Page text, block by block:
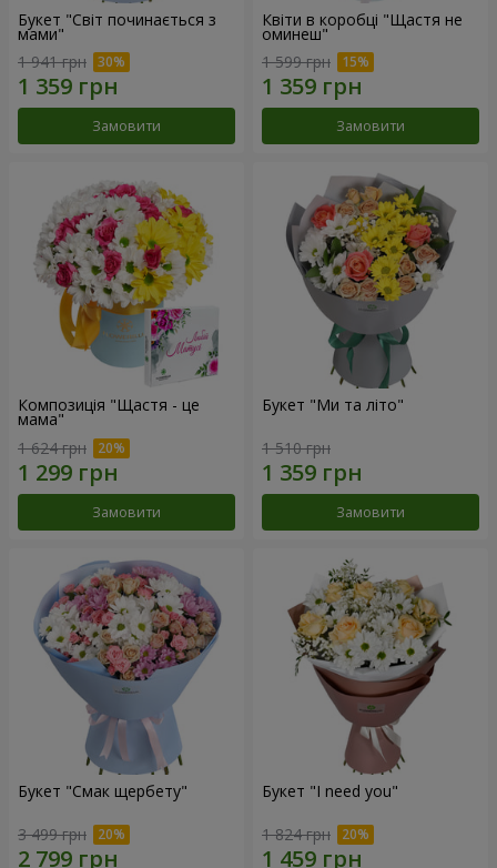
Букет "Світ починається з
мами"
1 941 грн
Замовити
Квіти в коробці "Щастя не
оминеш"
1 599 грн
Замовити
Композиція "Щастя - це
мама"
1 624 грн
Замовити
Букет "Ми та літо"
1 510 грн
Замовити
Букет "Смак щербету"
3 499 грн
Букет "I need you"
1 824 грн